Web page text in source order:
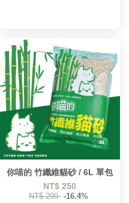
你喵的 竹纖維貓砂 / 6L 單包
NT$ 250
NT$ 299 -16.4%